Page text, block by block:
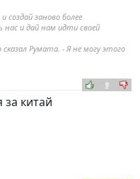
создай заново более
и дай нам идти своей
Румата. - Я не могу этого
0
за китай